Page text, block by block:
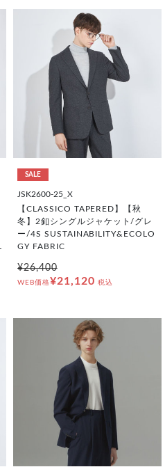
SALE
JSK2600-25_X
【CLASSICO TAPERED】【秋
冬】2釦シングルジャケット/グレ
ー/4S SUSTAINABILITY&ECOLO
GY FABRIC
¥26,400
WEB価格¥21,120 税込